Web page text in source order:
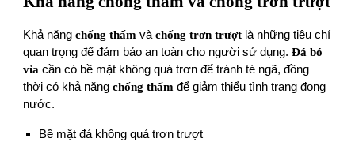
Khả năngchống thấm vàchống trơn trượt là những tiêu chí
quan trọng để đảm bảo an toàn cho người sử dụng.Đá bó
vỉa cần có bề mặt không quá trơn để tránh té ngã, đồng
thời có khả năngchống thấm để giảm thiểu tình trạng đọng
nước.
Bề mặt đá không quá trơn trượt